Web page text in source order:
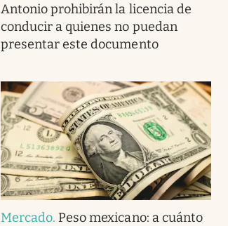
Antonio prohibirán la licencia de
conducir a quienes no puedan
presentar este documento
Mercado. Peso mexicano: a cuánto